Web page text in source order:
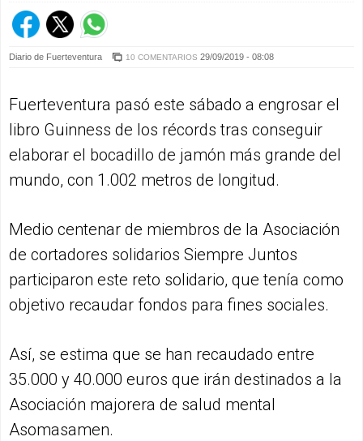
Diario de Fuerteventura 10 COMENTARIOS 29/09/2019 - 08:08
Fuerteventura pasó este sábado a engrosar el
libro Guinness de los récords tras conseguir
elaborar el bocadillo de jamón más grande del
mundo, con 1.002 metros de longitud.
Medio centenar de miembros de la Asociación
de cortadores solidarios Siempre Juntos
participaron este reto solidario, que tenía como
objetivo recaudar fondos para fines sociales.
Así, se estima que se han recaudado entre
35.000 y 40.000 euros que irán destinados a la
Asociación majorera de salud mental
Asomasamen.